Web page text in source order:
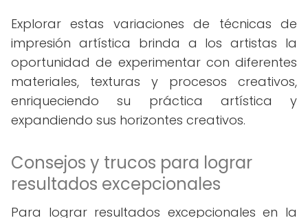
Explorar estas variaciones de técnicas de
impresión artística brinda a los artistas la
oportunidad de experimentar con diferentes
materiales, texturas y procesos creativos,
enriqueciendo su práctica artística y
expandiendo sus horizontes creativos.
Consejos y trucos para lograr
resultados excepcionales
Para lograr resultados excepcionales en la